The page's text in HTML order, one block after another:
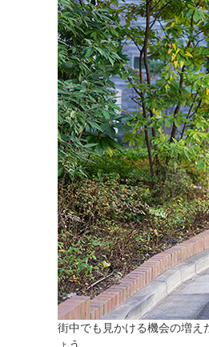
会員メニュー
お買いもの履歴
閲覧履歴
ほしいもの
お知らせ
街中でも見かける機会の増え